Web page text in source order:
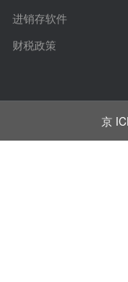
进销存软件
财税政策
京